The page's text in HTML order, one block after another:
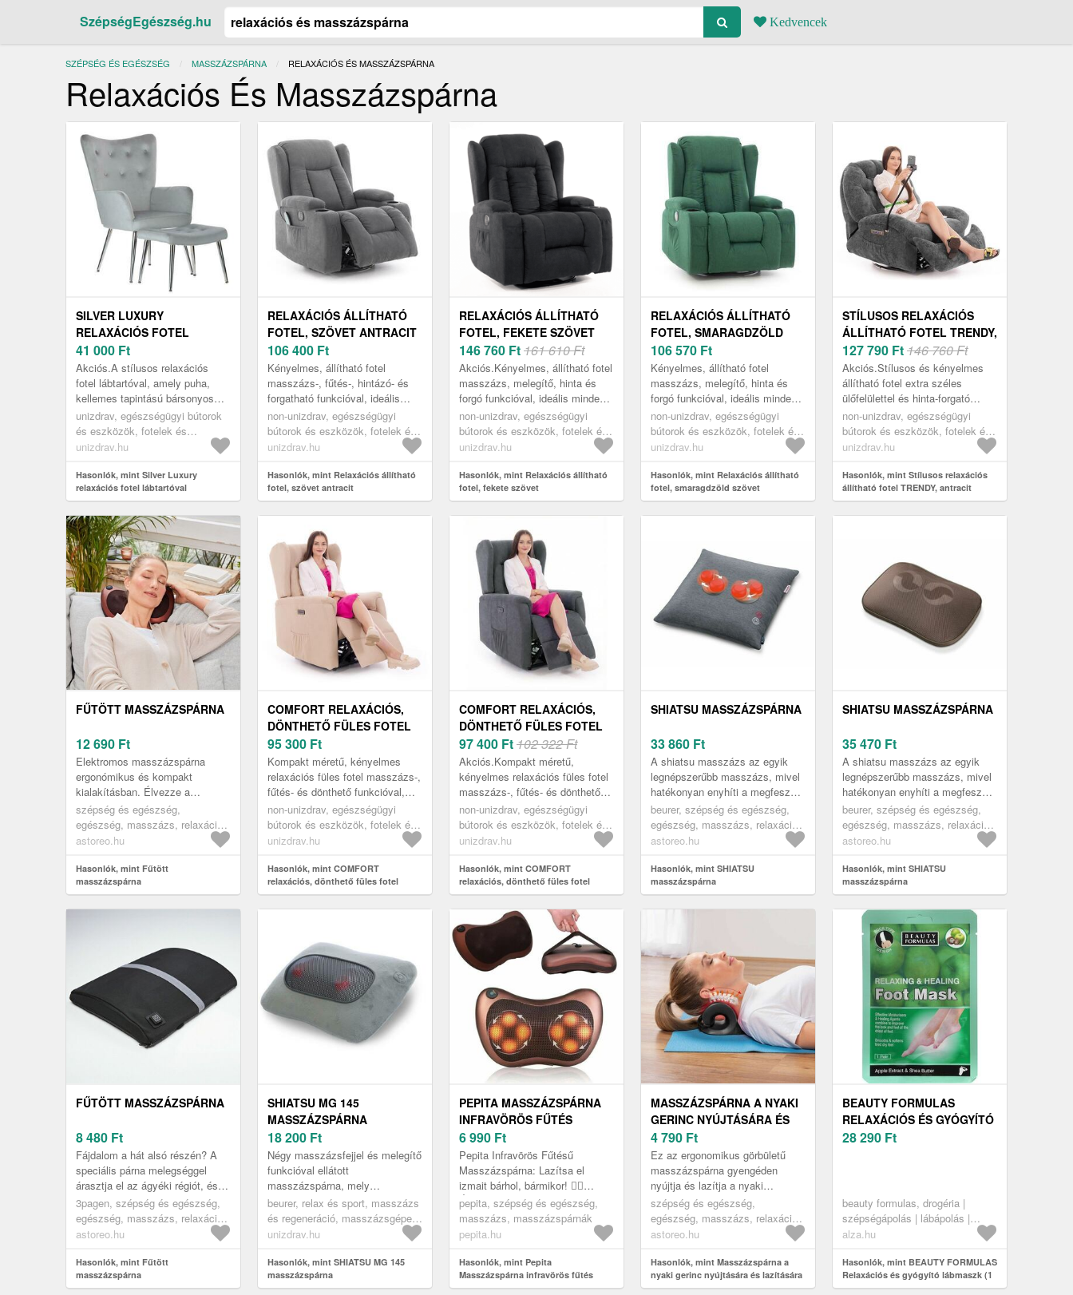
SzépségEgészség.hu Kedvencek
SZÉPSÉG ÉS EGÉSZSÉG MASSZÁZSPÁRNA JELENLEGI:
RELAXÁCIÓS ÉS MASSZÁZSPÁRNA
Relaxációs És Masszázspárna
SILVER LUXURY
RELAXÁCIÓS FOTEL
LÁBTARTÓVAL
41 000 Ft
Akciós.A stílusos relaxációs
fotel lábtartóval, amely puha,
kellemes tapintású bársonyos
kárpittal van kárpitozva, az
elegancia és a kényelem
tökéletes ko...
unizdrav, egészségügyi bútorok
és eszközök, fotelek és
ergonomikus ülés, fotelek,
unizdrav.hu
Hasonlók, mint Silver Luxury
relaxációs fotel lábtartóval
RELAXÁCIÓS ÁLLÍTHATÓ
FOTEL, SZÖVET ANTRACIT
106 400 Ft
Kényelmes, állítható fotel
masszázs-, fűtés-, hintázó- és
forgatható funkcióval, ideális
minden belső térbe.
non-unizdrav, egészségügyi
bútorok és eszközök, fotelek és
ergonomikus ülés, fotelek,
unizdrav.hu
Hasonlók, mint Relaxációs állítható
fotel, szövet antracit
RELAXÁCIÓS ÁLLÍTHATÓ
FOTEL, FEKETE SZÖVET
146 760 Ft161 610 Ft
Akciós.Kényelmes, állítható fotel
masszázs, melegítő, hinta és
forgó funkcióval, ideális minden
beltérbe.
non-unizdrav, egészségügyi
bútorok és eszközök, fotelek és
ergonomikus ülés, fotelek,
unizdrav.hu
Hasonlók, mint Relaxációs állítható
fotel, fekete szövet
RELAXÁCIÓS ÁLLÍTHATÓ
FOTEL, SMARAGDZÖLD
SZÖVET
106 570 Ft
Kényelmes, állítható fotel
masszázs, melegítő, hinta és
forgó funkcióval, ideális minden
beltérbe.
non-unizdrav, egészségügyi
bútorok és eszközök, fotelek és
ergonomikus ülés, fotelek,
unizdrav.hu
Hasonlók, mint Relaxációs állítható
fotel, smaragdzöld szövet
STÍLUSOS RELAXÁCIÓS
ÁLLÍTHATÓ FOTEL TRENDY,
ANTRACIT
127 790 Ft146 760 Ft
Akciós.Stílusos és kényelmes
állítható fotel extra széles
ülőfelülettel és hinta-forgató
funkcióval a jó közérzet és a
pihenés pillanataiért.
non-unizdrav, egészségügyi
bútorok és eszközök, fotelek és
ergonomikus ülés, fotelek,
unizdrav.hu
Hasonlók, mint Stílusos relaxációs
állítható fotel TRENDY, antracit
FŰTÖTT MASSZÁZSPÁRNA
12 690 Ft
Elektromos masszázspárna
ergonómikus és kompakt
kialakításban. Élvezze a
pihentető masszázst melegítő
hatással – pontosan ott, ahol
szüksége van rá...
szépség és egészség,
egészség, masszázs, relaxáció
és pakolások
astoreo.hu
Hasonlók, mint Fűtött
masszázspárna
COMFORT RELAXÁCIÓS,
DÖNTHETŐ FÜLES FOTEL
MASSZÁZS- ÉS
FŰTÉSFUNKCIÓVAL, BÉZS
SZÖVET
95 300 Ft
Kompakt méretű, kényelmes
relaxációs füles fotel masszázs-,
fűtés- és dönthető funkcióval,
valamint praktikus USB
töltőporttal – ideális választás ...
non-unizdrav, egészségügyi
bútorok és eszközök, fotelek és
ergonomikus ülés, fotelek,
unizdrav.hu
Hasonlók, mint COMFORT
relaxációs, dönthető füles fotel
masszázs- és fűtésfunkcióval, bézs
szövet
COMFORT RELAXÁCIÓS,
DÖNTHETŐ FÜLES FOTEL
MASSZÁZS- ÉS
FŰTÉSFUNKCIÓVAL,
ANTRACIT SZÖVET
97 400 Ft102 322 Ft
Akciós.Kompakt méretű,
kényelmes relaxációs füles fotel
masszázs-, fűtés- és dönthető
funkcióval, valamint praktikus
USB töltőporttal – ideális
választás ...
non-unizdrav, egészségügyi
bútorok és eszközök, fotelek és
ergonomikus ülés, fotelek,
unizdrav.hu
Hasonlók, mint COMFORT
relaxációs, dönthető füles fotel
masszázs- és fűtésfunkcióval,
antracit szövet
SHIATSU MASSZÁZSPÁRNA
33 860 Ft
A shiatsu masszázs az egyik
legnépszerűbb masszázs, mivel
hatékonyan enyhíti a megfeszült
vagy meghúzódott izmokat, a
fájdalmat és a fáradtságot. K...
beurer, szépség és egészség,
egészség, masszázs, relaxáció
és pakolások
astoreo.hu
Hasonlók, mint SHIATSU
masszázspárna
SHIATSU MASSZÁZSPÁRNA
35 470 Ft
A shiatsu masszázs az egyik
legnépszerűbb masszázs, mivel
hatékonyan enyhíti a megfeszült
vagy meghúzódott izmokat, a
fájdalmat és a fáradtságot. K...
beurer, szépség és egészség,
egészség, masszázs, relaxáció
és pakolások
astoreo.hu
Hasonlók, mint SHIATSU
masszázspárna
FŰTÖTT MASSZÁZSPÁRNA
8 480 Ft
Fájdalom a hát alsó részén? A
speciális párna melegséggel
árasztja el az ágyéki régiót, és
gyengéd masszázzsal lazítja az
izmokat. Ugyanakkor támog...
3pagen, szépség és egészség,
egészség, masszázs, relaxáció
és pakolások
astoreo.hu
Hasonlók, mint Fűtött
masszázspárna
SHIATSU MG 145
MASSZÁZSPÁRNA
18 200 Ft
Négy masszázsfejjel és melegítő
funkcióval ellátott
masszázspárna, mely
segítségével a fáradt,
megerőltetett izmokat el lehtet
lazítani a párna ált...
beurer, relax és sport, masszázs
és regeneráció, masszázsgépek
és eszközök
unizdrav.hu
Hasonlók, mint SHIATSU MG 145
masszázspárna
PEPITA MASSZÁZSPÁRNA
INFRAVÖRÖS FŰTÉS
FUNKCIÓVAL ÉS
VIBRÁCIÓVAL
6 990 Ft
Pepita Infravörös Fűtésű
Masszázspárna: Lazítsa el
izmait bárhol, bármikor! 💆‍♀️
Élvezze a mélyreható relaxációt
a Pepita masszázspárnával,
amely a...
pepita, szépség és egészség,
masszázs, masszázspárnák
pepita.hu
Hasonlók, mint Pepita
Masszázspárna infravörös fűtés
funkcióval és vibrációval
MASSZÁZSPÁRNA A NYAKI
GERINC NYÚJTÁSÁRA ÉS
LAZÍTÁSÁRA
4 790 Ft
Ez az ergonomikus görbületű
masszázspárna gyengéden
nyújtja és lazítja a nyaki
gerincet. A beépített
masszázsnyúlványok stimulálják
az izmokat, elő...
szépség és egészség,
egészség, masszázs, relaxáció
és pakolások
astoreo.hu
Hasonlók, mint Masszázspárna a
nyaki gerinc nyújtására és lazítására
BEAUTY FORMULAS
RELAXÁCIÓS ÉS GYÓGYÍTÓ
LÁBMASZK (1 PÁR)
28 290 Ft
beauty formulas, drogéria |
szépségápolás | lábápolás |
lábápolók
alza.hu
Hasonlók, mint BEAUTY FORMULAS
Relaxációs és gyógyító lábmaszk (1
pár)